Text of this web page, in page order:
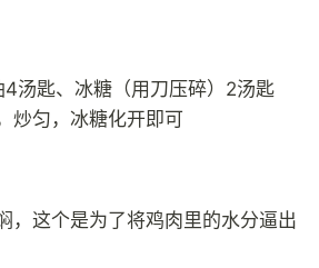
汤匙、冰糖（用刀压碎）2汤匙
炒匀，冰糖化开即可
，这个是为了将鸡肉里的水分逼出